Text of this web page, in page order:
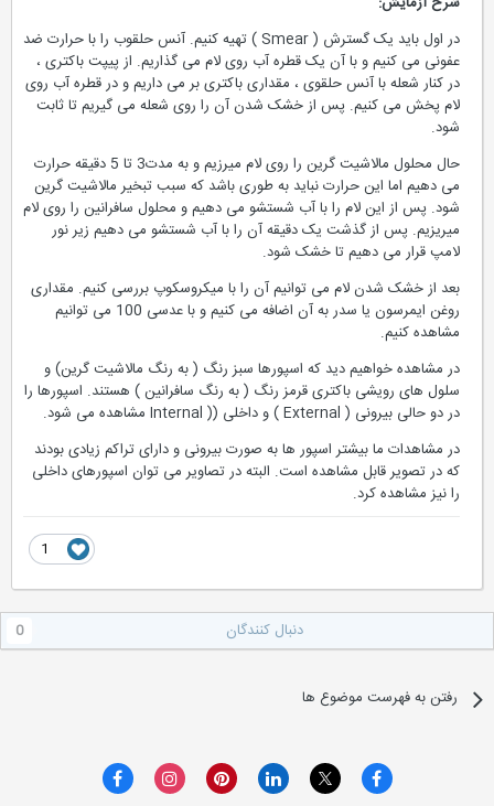
در اول باید یک گسترش ( Smear ) تهیه کنیم. آنس حلقوب را با حرارت ضد
عفونی می کنیم و با آن یک قطره آب روی لام می گذاریم. از پیپت باکتری ،
در کنار شعله با آنس حلقوی ، مقداری باکتری بر می داریم و در قطره آب روی
لام پخش می کنیم. پس از خشک شدن آن را روی شعله می گیریم تا ثابت
شود.
حال محلول مالاشیت گرین را روی لام میرزیم و به مدت3 تا 5 دقیقه حرارت
می دهیم اما این حرارت نباید به طوری باشد که سبب تبخیر مالاشیت گرین
شود. پس از این لام را با آب شستشو می دهیم و محلول سافرانین را روی لام
میریزیم. پس از گذشت یک دقیقه آن را با آب شستشو می دهیم زیر نور
لامپ قرار می دهیم تا خشک شود.
بعد از خشک شدن لام می توانیم آن را با میکروسکوپ بررسی کنیم. مقداری
روغن ایمرسون یا سدر به آن اضافه می کنیم و با عدسی 100 می توانیم
مشاهده کنیم.
در مشاهده خواهیم دید که اسپورها سبز رنگ ( به رنگ مالاشیت گرین) و
سلول های رویشی باکتری قرمز رنگ ( به رنگ سافرانین ) هستند. اسپورها را
در دو حالی بیرونی ( External ) و داخلی (( Internal مشاهده می شود.
در مشاهدات ما بیشتر اسپور ها به صورت بیرونی و دارای تراکم زیادی بودند
که در تصویر قابل مشاهده است. البته در تصاویر می توان اسپورهای داخلی
را نیز مشاهده کرد.
دنبال کنندگان
رفتن به فهرست موضوع ها